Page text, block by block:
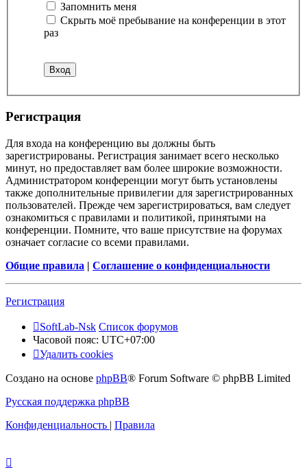
Запомнить меня
Скрыть моё пребывание на конференции в этот
раз
Регистрация
Для входа на конференцию вы должны быть
зарегистрированы. Регистрация занимает всего несколько
минут, но предоставляет вам более широкие возможности.
Администратором конференции могут быть установлены
также дополнительные привилегии для зарегистрированных
пользователей. Прежде чем зарегистрироваться, вам следует
ознакомиться с правилами и политикой, принятыми на
конференции. Помните, что ваше присутствие на форумах
означает согласие со всеми правилами.
Общие правила | Соглашение о конфиденциальности
Регистрация
SoftLab-Nsk Список форумов
Часовой пояс: UTC+07:00
Удалить cookies
Создано на основе phpBB® Forum Software © phpBB Limited
Русская поддержка phpBB
Конфиденциальность | Правила